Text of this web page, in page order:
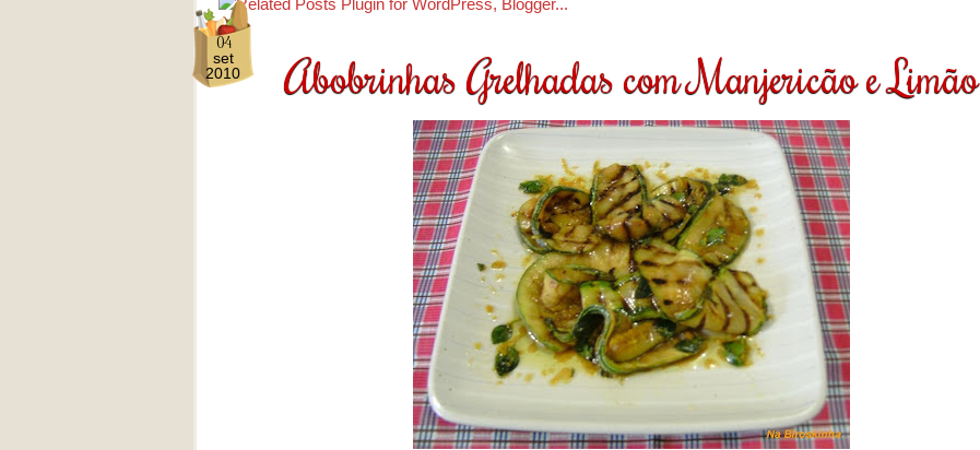
04
set
2010
Abobrinhas Grelhadas com Manjericão e Limão